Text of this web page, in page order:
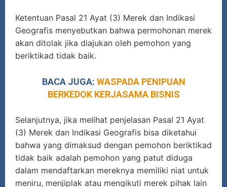
Ketentuan Pasal 21 Ayat (3) Merek dan Indikasi
Geografis menyebutkan bahwa permohonan merek
akan ditolak jika diajukan oleh pemohon yang
beriktikad tidak baik.
BACA JUGA: WASPADA PENIPUAN
BERKEDOK KERJASAMA BISNIS
Selanjutnya, jika melihat penjelasan Pasal 21 Ayat
(3) Merek dan Indikasi Geografis bisa diketahui
bahwa yang dimaksud dengan pemohon beriktikad
tidak baik adalah pemohon yang patut diduga
dalam mendaftarkan mereknya memiliki niat untuk
meniru, menjiplak atau mengikuti merek pihak lain